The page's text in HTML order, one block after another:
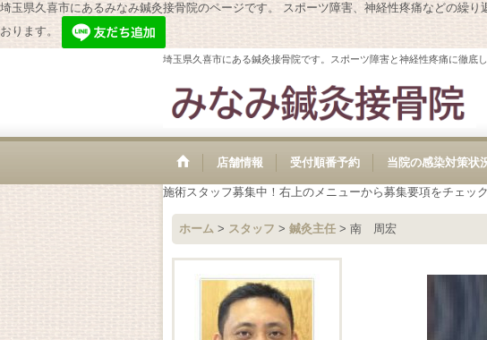
埼玉県久喜市にあるみなみ鍼灸接骨院のページです。 スポーツ障害、神経性疼痛などの繰
おります。
埼玉県久喜市にある鍼灸接骨院です。スポーツ障害と神経性疼痛に徹底し
店舗情報 受付順番予約 当院の感染対策状
施術スタッフ募集中！右上のメニューから募集要項をチェッ
ホーム > スタッフ > 鍼灸主任 > 南 周宏